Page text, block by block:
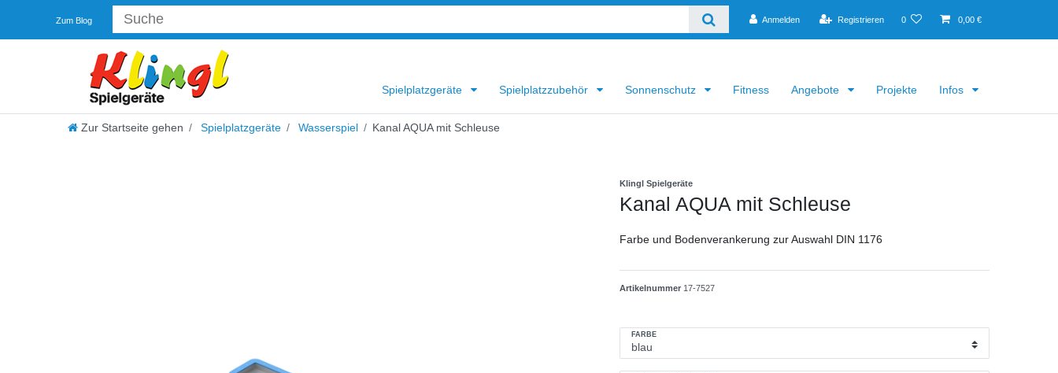
Zum Blog Anmelden Registrieren 0 0,00 €
Spielplatzgeräte Spielplatzzubehör Sonnenschutz Fitness Angebote Projekte Infos
Zur Startseite gehen Spielplatzgeräte Wasserspiel Kanal AQUA mit Schleuse
Klingl Spielgeräte
Kanal AQUA mit Schleuse
Farbe und Bodenverankerung zur Auswahl DIN 1176
Artikelnummer 17-7527
FARBE